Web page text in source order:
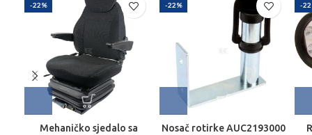
-22%
Mehaničko sjedalo sa
-22%
Nosač rotirke AUC2193000
-